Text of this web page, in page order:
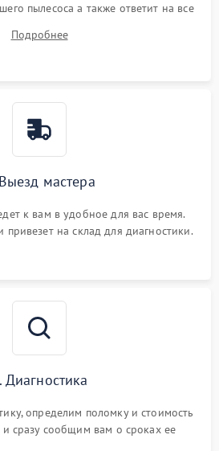
пылесоса а также ответит на все
Подробнее
мастера
к вам в удобное для вас время.
на склад для диагностики.
Диагностика
определим поломку и стоимость
и сразу сообщим вам о сроках ее